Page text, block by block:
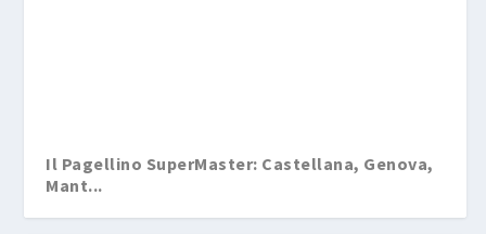
Il Pagellino SuperMaster: Castellana, Genova,
Mant...